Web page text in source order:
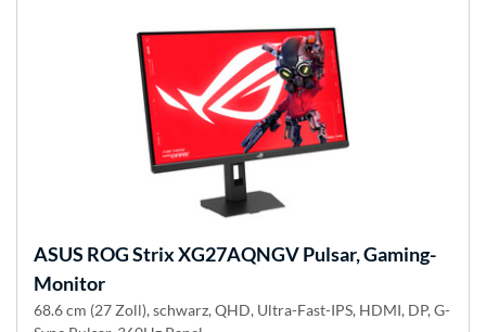
ASUS ROG Strix XG27AQNGV Pulsar, Gaming-
Monitor
68.6 cm (27 Zoll), schwarz, QHD, Ultra-Fast-IPS, HDMI, DP, G-